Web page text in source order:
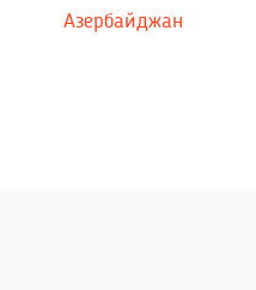
Азербайджан